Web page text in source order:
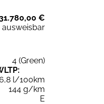
€
ausweisbar
4 (Green)
l/100km
144 g/km
E